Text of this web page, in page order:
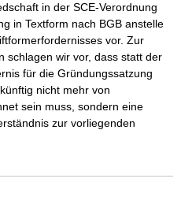
in der SCE-Verordnung
in Textform nach BGB anstelle
vor. Zur
schlagen wir vor, dass statt der
für die Gründungssatzung
nicht mehr von
sein muss, sondern eine
zur vorliegenden